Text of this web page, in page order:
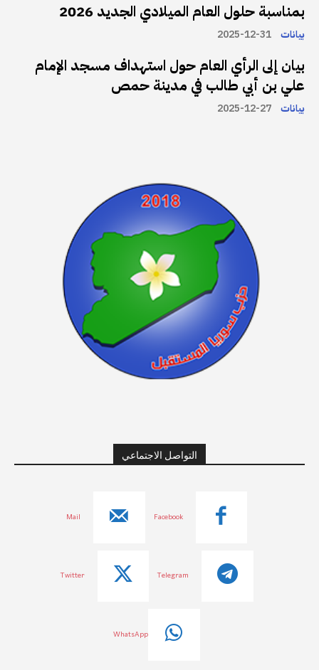
بمناسبة حلول العام الميلادي الجديد 2026
بيانات 2025-12-31
بيان إلى الرأي العام حول استهداف مسجد الإمام
علي بن أبي طالب في مدينة حمص
بيانات 2025-12-27
التواصل الاجتماعي
Facebook
Mail
Telegram
Twitter
WhatsApp